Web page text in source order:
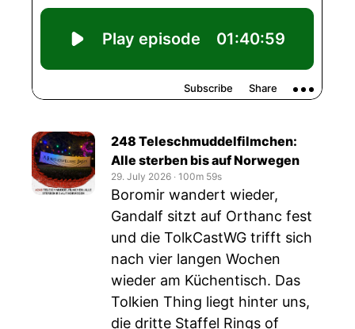
248 Teleschmuddelfilmchen:
Alle sterben bis auf Norwegen
29. July 2026 ‧ 100m 59s
Boromir wandert wieder,
Gandalf sitzt auf Orthanc fest
und die TolkCastWG trifft sich
nach vier langen Wochen
wieder am Küchentisch. Das
Tolkien Thing liegt hinter uns,
die dritte Staffel Rings of